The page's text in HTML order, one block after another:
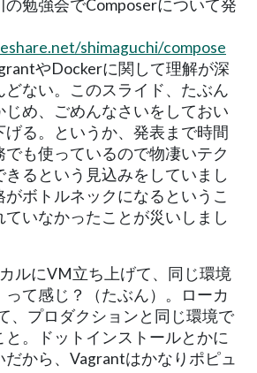
勉強会でComposerについて発
shimaguchi/compose
やDockerに関して理解が深
どない。このスライド、たぶん
め、ごめんなさいをしておい
げる。というか、発表まで時間
も使っているので物凄いテク
るという見込みをしていまし
ボトルネックになるというこ
ていなかったことが災いしまし
ルにVM立ち上げて、同じ環境
って感じ？（たぶん）。ローカ
、プロダクションと同じ環境で
と。ドットインストールとかに
だから、Vagrantはかなりポピュ